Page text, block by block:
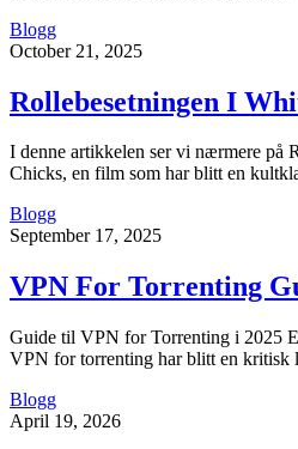
Blogg
October 21, 2025
Rollebesetningen I
I denne artikkelen ser vi nærmere på
Chicks, en film som har blitt en
Blogg
September 17, 2025
VPN For Torrenting
Guide til VPN for Torrenting i 2025
VPN for torrenting har blitt en
Blogg
April 19, 2026